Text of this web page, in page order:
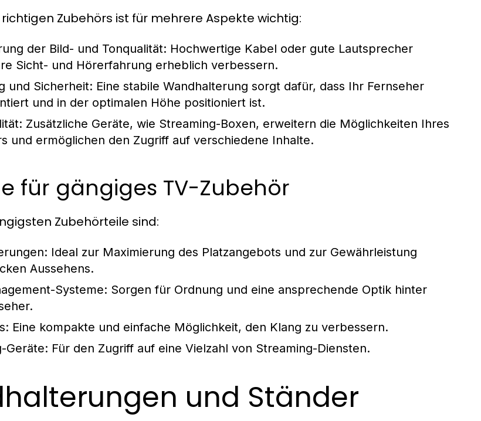
Zubehörs ist für mehrere Aspekte wichtig:
der Bild- und Tonqualität: Hochwertige Kabel oder gute Lautsprecher
Sicht- und Hörerfahrung erheblich verbessern.
und Sicherheit: Eine stabile Wandhalterung sorgt dafür, dass Ihr Fernseher
und in der optimalen Höhe positioniert ist.
Zusätzliche Geräte, wie Streaming-Boxen, erweitern die Möglichkeiten Ihres
und ermöglichen den Zugriff auf verschiedene Inhalte.
für gängiges TV-Zubehör
Zubehörteile sind:
Ideal zur Maximierung des Platzangebots und zur Gewährleistung
Aussehens.
Systeme: Sorgen für Ordnung und eine ansprechende Optik hinter
Eine kompakte und einfache Möglichkeit, den Klang zu verbessern.
Geräte: Für den Zugriff auf eine Vielzahl von Streaming-Diensten.
und Ständer